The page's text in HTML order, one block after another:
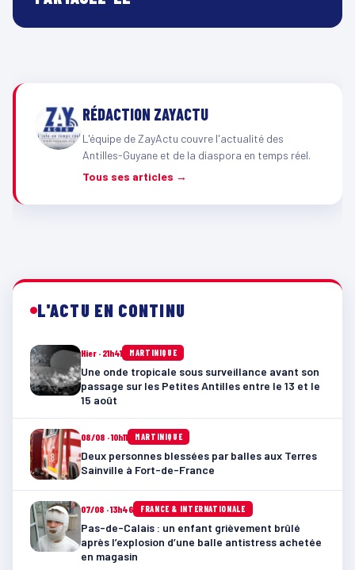
RÉDACTION ZAYACTU
L'équipe de ZayActu couvre l'actualité des
Antilles-Guyane et de la diaspora en temps réel.
Tous ses articles →
L'ACTU EN CONTINU
Hier · 21h41 MARTINIQUE
Une onde tropicale sous surveillance avant son
passage sur les Petites Antilles entre le 13 et le
15 août
08/08 · 10h11 MARTINIQUE
Deux personnes blessées par balles aux Terres
Sainville à Fort-de-France
07/08 · 13h46 FRANCE & INTERNATIONALE
Pas-de-Calais : un enfant grièvement brûlé
après l’explosion d’une balle antistress achetée
en magasin